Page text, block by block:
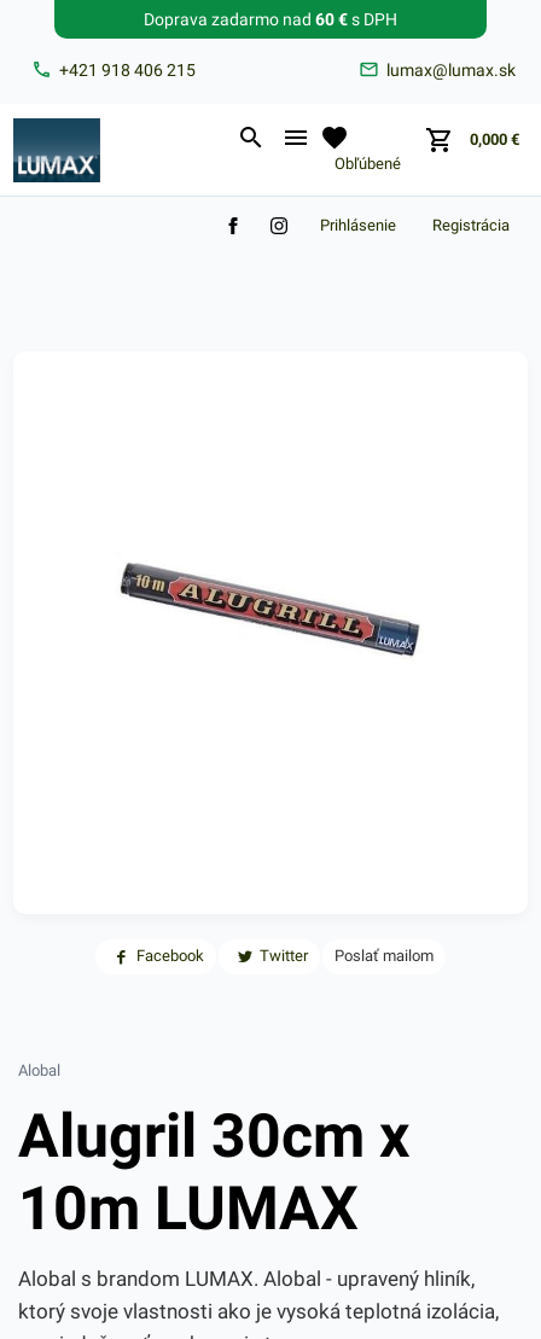
+421 918 406 215 lumax@lumax.sk
Doprava zadarmo nad 60 €s DPH
Obľúbené
0,000 €
Zabudnuté heslo?
Registrácia
Prihlásenie
Facebook Twitter Poslať mailom
Alobal
Alugril 30cm x
10m LUMAX
Alobal s brandom LUMAX. Alobal - upravený hliník,
ktorý svoje vlastnosti ako je vysoká teplotná izolácia,